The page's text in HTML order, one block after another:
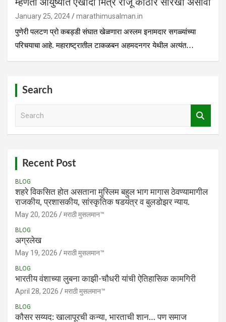
म्हणतो आयुष्यात एखादा मित्र राजू कोठारे सारखा असावा
January 25, 2024
marathimusalman.in
पुणेरी पलटण प्रो कबड्डी संघात खेळणारा अस्लम इनामदार सगळ्यांच्या
परिचयाचा आहे. महाराष्ट्रातील टाकळबन अहमदनगर येथील अत्यंत…
Search
Recent Post
BLOG
शहरे विकसित होत असताना मुस्लिम बहुल भाग मागास ठेवण्यामागील
राजकीय, प्रशासकीय, सांस्कृतिक षडयंत्र व बुलडोझर न्याय.
May 20, 2026 मराठी मुसलमान™️
BLOG
अग्रलेख
May 19, 2026 मराठी मुसलमान™️
BLOG
भारतीय वंशाच्या लुबना काझी-चौधरी यांची ऐतिहासिक कामगिरी
April 28, 2026 मराठी मुसलमान™️
BLOG
​कौसर सय्यद: खालापूरची कन्या, भारताची शान… पण समाज